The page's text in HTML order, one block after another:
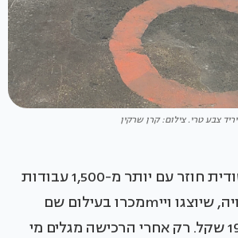
יריד צבע טרי. צילום: קרן שרקין
פרויקט הגלויה הסודית חוזר עם יותר מ-1,500 עבודות
מקוריות בגודל גלויה, שיוצגו וייmמכרו בעילום שם
במחיר אחיד של 190 שקל. רק אחרי הרכישה מגלים מי